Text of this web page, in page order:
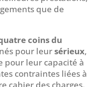
que de
coins du
pour leursérieux,
pour leur capacité à
contraintes liées à